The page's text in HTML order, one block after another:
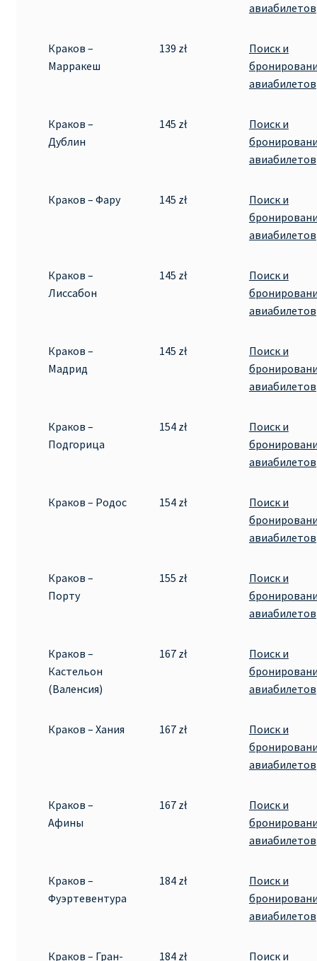
авиабилетов
Краков –
Марракеш
139 zł
Поиск и
авиабилетов
Краков –
Дублин
145 zł
Поиск и
авиабилетов
Краков – Фару 145 zł
Поиск и
авиабилетов
Краков –
Лиссабон
145 zł
Поиск и
авиабилетов
Краков –
Мадрид
145 zł
Поиск и
авиабилетов
Краков –
Подгорица
154 zł
Поиск и
авиабилетов
Краков – Родос 154 zł
Поиск и
авиабилетов
Краков –
Порту
155 zł
Поиск и
авиабилетов
Краков –
Кастельон
(Валенсия)
167 zł
Поиск и
авиабилетов
Краков – Хания 167 zł
Поиск и
авиабилетов
Краков –
Афины
167 zł
Поиск и
авиабилетов
Краков –
Фуэртевентура
184 zł
Поиск и
авиабилетов
Краков – Гран- 184 zł Поиск и